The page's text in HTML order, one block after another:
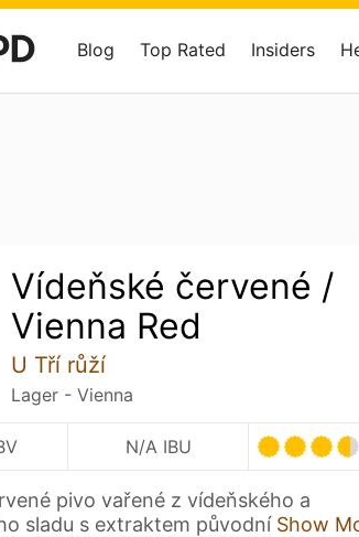
Blog Top Rated Insiders
Vídeňské červené /
Vienna Red
U Tří růží
Lager - Vienna
N/A IBU
pivo vařené z vídeňského a
sladu s extraktem původní Show